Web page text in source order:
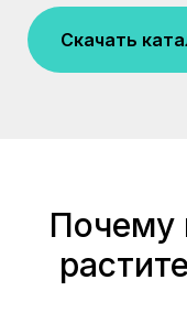
Скачать
Почему